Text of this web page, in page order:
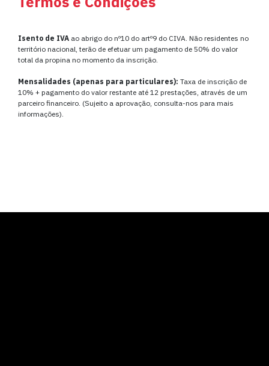
Isento de IVA ao abrigo do nº10 do artº9 do CIVA. Não residentes no
território nacional, terão de efetuar um pagamento de 50% do valor
total da propina no momento da inscrição.
Mensalidades (apenas para particulares): Taxa de inscrição de
10% + pagamento do valor restante até 12 prestações, através de um
parceiro financeiro. (Sujeito a aprovação, consulta-nos para mais
informações).